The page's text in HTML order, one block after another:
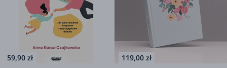
59,90 zł 119,00 zł